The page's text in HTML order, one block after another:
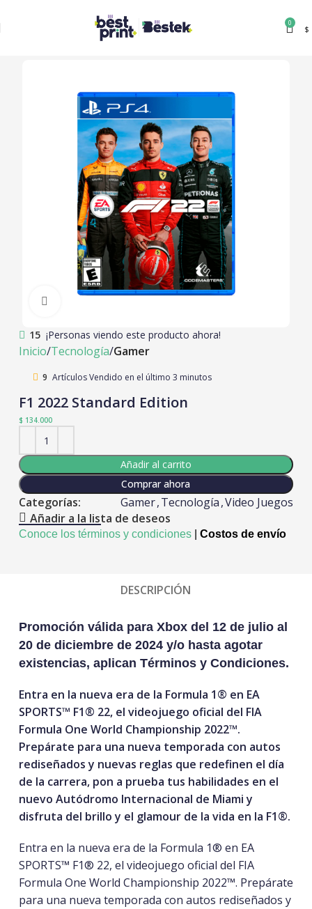
0
$
15 ¡Personas viendo este producto ahora!
Inicio Tecnología Gamer
9 Artículos Vendido en el último 3 minutos
F1 2022 Standard Edition
$134.000
Añadir al carrito
Comprar ahora
Categorías: Gamer,Tecnología,Video Juegos
Añadir a la lista de deseos
Conoce los términos y condiciones| Costos de envío
DESCRIPCIÓN
Promoción válida para Xbox del 12 de julio al
20 de diciembre de 2024 y/o hasta agotar
existencias, aplican Términos y Condiciones.
Entra en la nueva era de la Formula 1® en EA
SPORTS™ F1® 22, el videojuego oficial del FIA
Formula One World Championship 2022™.
Prepárate para una nueva temporada con autos
rediseñados y nuevas reglas que redefinen el día
de la carrera, pon a prueba tus habilidades en el
nuevo Autódromo Internacional de Miami y
disfruta del brillo y el glamour de la vida en la F1®.
Entra en la nueva era de la Formula 1® en EA
SPORTS™ F1® 22, el videojuego oficial del FIA
Formula One World Championship 2022™. Prepárate
para una nueva temporada con autos rediseñados y